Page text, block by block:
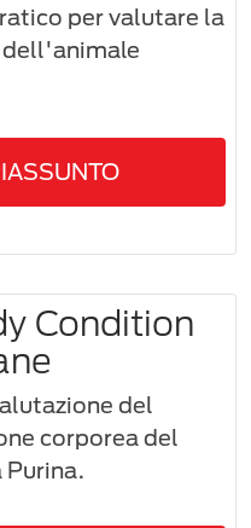
per valutare la
Condition
del
corporea del
Purina.